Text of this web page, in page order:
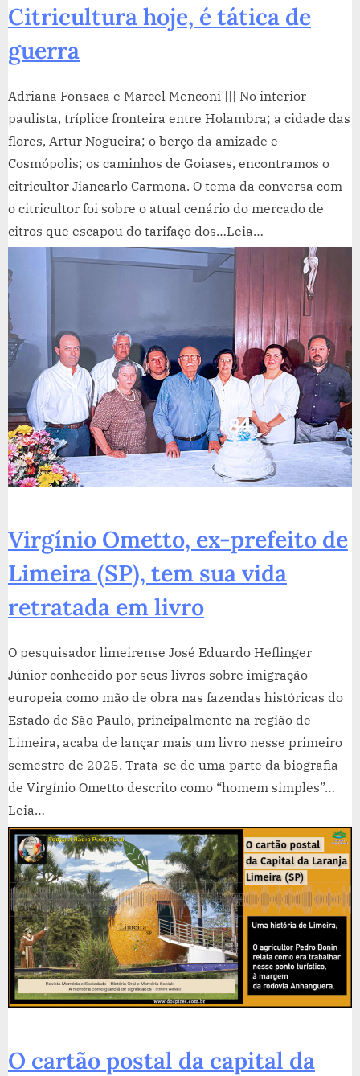
Citricultura hoje, é tática de
guerra
Adriana Fonsaca e Marcel Menconi ||| No interior
paulista, tríplice fronteira entre Holambra; a cidade das
flores, Artur Nogueira; o berço da amizade e
Cosmópolis; os caminhos de Goiases, encontramos o
citricultor Jiancarlo Carmona. O tema da conversa com
o citricultor foi sobre o atual cenário do mercado de
citros que escapou do tarifaço dos…Leia…
Virgínio Ometto, ex-prefeito de
Limeira (SP), tem sua vida
retratada em livro
O pesquisador limeirense José Eduardo Heflinger
Júnior conhecido por seus livros sobre imigração
europeia como mão de obra nas fazendas históricas do
Estado de São Paulo, principalmente na região de
Limeira, acaba de lançar mais um livro nesse primeiro
semestre de 2025. Trata-se de uma parte da biografia
de Virgínio Ometto descrito como “homem simples”…
Leia…
O cartão postal da capital da